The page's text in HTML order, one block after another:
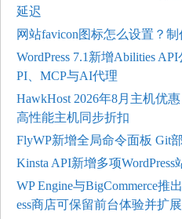
延迟
网站favicon图标怎么设置？
WordPress 7.1新增Abilities
PI、MCP与AI代理
HawkHost 2026年8月主机优
高性能主机同步折扣
FlyWP新增全局命令面板 Git
Kinsta API新增多项
WP Engine与BigCommerce推
ess商店可保留前台体验并扩